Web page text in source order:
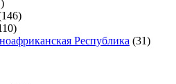
Республика (31)